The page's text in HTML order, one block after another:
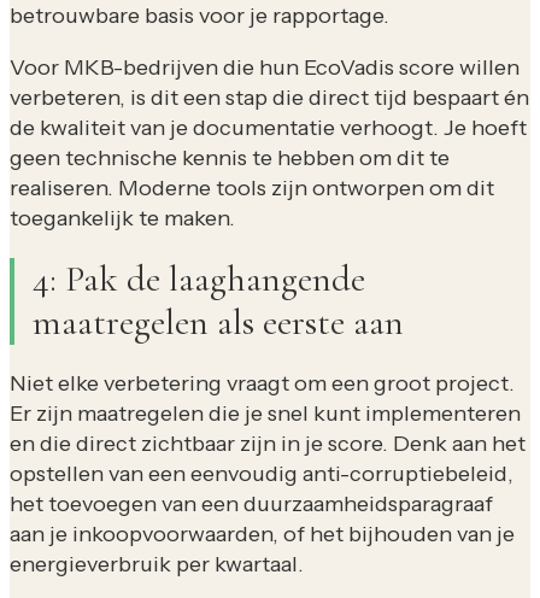
betrouwbare basis voor je rapportage.
Voor MKB-bedrijven die hun EcoVadis score willen
verbeteren, is dit een stap die direct tijd bespaart én
de kwaliteit van je documentatie verhoogt. Je hoeft
geen technische kennis te hebben om dit te
realiseren. Moderne tools zijn ontworpen om dit
toegankelijk te maken.
4: Pak de laaghangende
maatregelen als eerste aan
Niet elke verbetering vraagt om een groot project.
Er zijn maatregelen die je snel kunt implementeren
en die direct zichtbaar zijn in je score. Denk aan het
opstellen van een eenvoudig anti-corruptiebeleid,
het toevoegen van een duurzaamheidsparagraaf
aan je inkoopvoorwaarden, of het bijhouden van je
energieverbruik per kwartaal.